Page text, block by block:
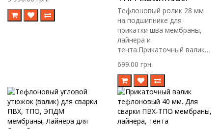
Лайнера, Тента
Тефлоновый ролик 28 мм
на подшипнике для
прикатки шва мембраны,
лайнера и
тента.Прикаточный валик
699.00 грн.